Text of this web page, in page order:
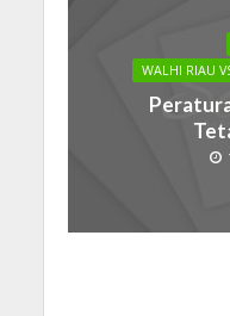
WALHI RIAU